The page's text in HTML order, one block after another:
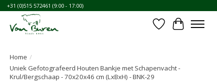
+31 (0)515 572461 (9:00 - 17:00)
Verlanglijst
Home /
Uniek Gefotografeerd Houten Bankje met Schapenvacht -
Krul/Bergschaap - 70x20x46 cm (LxBxH) - BNK-29